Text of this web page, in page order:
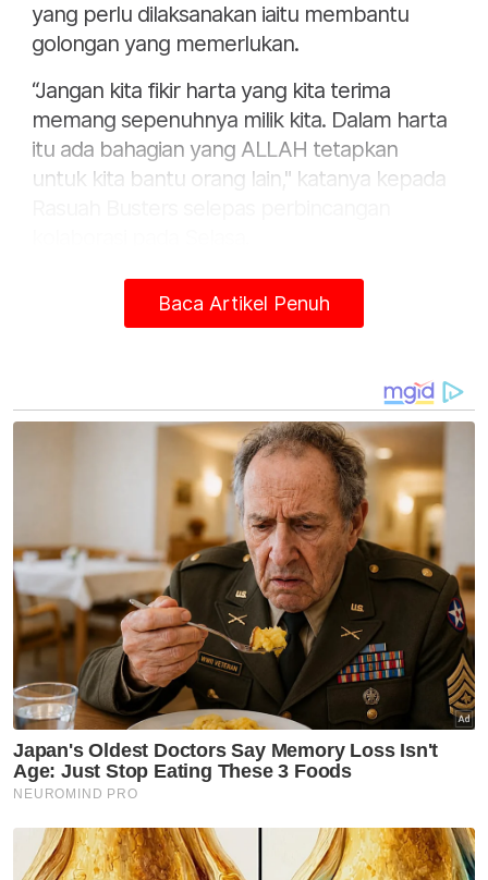
yang perlu dilaksanakan iaitu membantu
golongan yang memerlukan.
“Jangan kita fikir harta yang kita terima
memang sepenuhnya milik kita. Dalam harta
itu ada bahagian yang ALLAH tetapkan
untuk kita bantu orang lain," katanya kepada
Waqaf Felda merupakan sebuah entiti
korporat yang berperanan mengagihkan
pelbagai aktiviti perniagaan serta pelaburan
di samping memelihara dan
mengembangkan dana wakaf terkumpul.
Manfaat yang diagihkan pula dinikmati oleh
pelbagai lapisan masyarakat tanpa mengira
sempadan geografi, agama dan bangsa.
Tambah Hisyam, antara kaedah terbaik yang
terbukti keberkatannya sejak ratusan tahun
lalu ialah melalui wakaf.
Ujarnya, menerusi konsep wakaf, sesuatu
harta yang dimiliki akan diserahkan untuk
dimanfaatkan oleh masyarakat dan ummah
dalam tempoh yang panjang.
Artikel Berkaitan:
Baca Artikel Penuh